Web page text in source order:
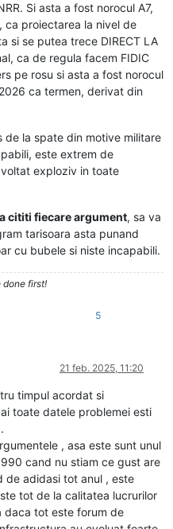
Si asta a fost norocul A7,
ca proiectarea la nivel de
si se putea trece DIRECT LA
ca de regula facem FIDIC
pe rosu si asta a fost norocul
ca termen, derivat din
de la spate din motive militare
este extrem de
exploziv in toate
cititi fiecare argument, sa va
tarisoara asta punand
cu bubele si niste incapabili.
done first!
5
21 feb. 2025, 11:20
timpul acordat si
toate datele problemei esti
, asa este sunt unul
cand nu stiam ce gust are
de adidasi tot anul , este
tot de la calitatea lucrurilor
daca tot este forum de